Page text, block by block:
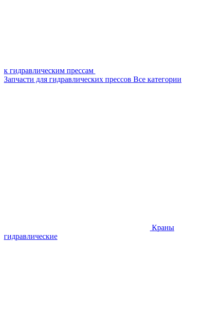
к гидравлическим прессам
Запчасти для гидравлических прессов Все категории
Краны
гидравлические